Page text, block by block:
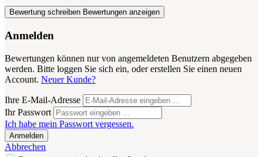
Bewertung schreiben Bewertungen anzeigen
Anmelden
Bewertungen können nur von angemeldeten Benutzern abgegeben
werden. Bitte loggen Sie sich ein, oder erstellen Sie einen neuen
Account. Neuer Kunde?
Ihre E-Mail-Adresse
Ihr Passwort
Ich habe mein Passwort vergessen.
Anmelden
Abbrechen